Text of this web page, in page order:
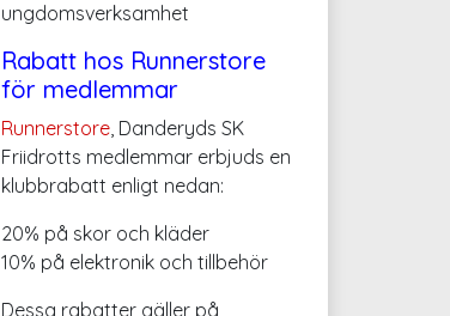
ungdomsverksamhet
Rabatt hos Runnerstore
för medlemmar
Runnerstore, Danderyds SK
Friidrotts medlemmar erbjuds en
klubbrabatt enligt nedan:
20% på skor och kläder
10% på elektronik och tillbehör
Dessa rabatter gäller på